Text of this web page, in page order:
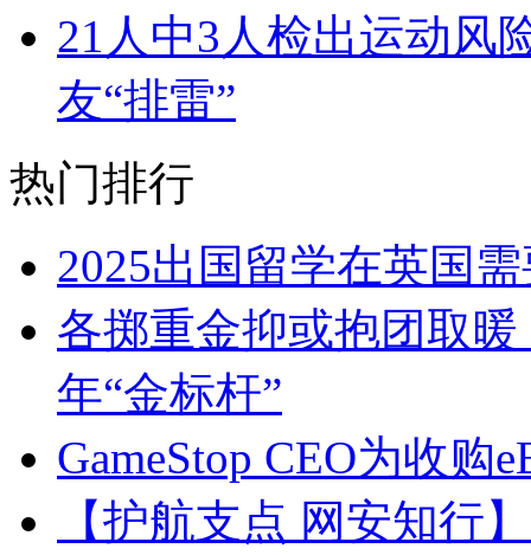
21人中3人检出运动风
友“排雷”
热门排行
2025出国留学在英国
各掷重金抑或抱团取
年“金标杆”
GameStop CEO为收购
【护航支点 网安知行